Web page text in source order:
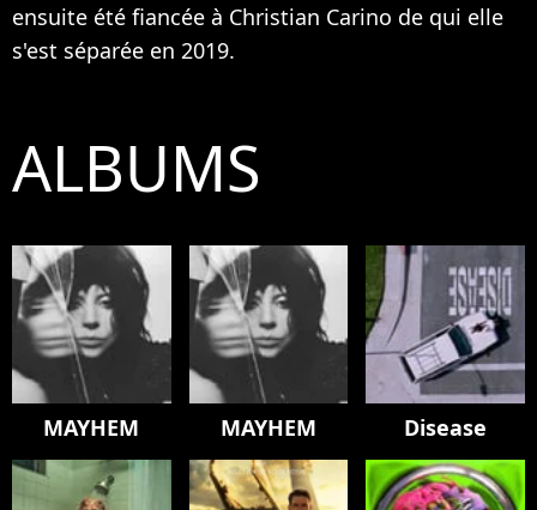
ensuite été fiancée à Christian Carino de qui elle
s'est séparée en 2019.
ALBUMS
MAYHEM MAYHEM Disease